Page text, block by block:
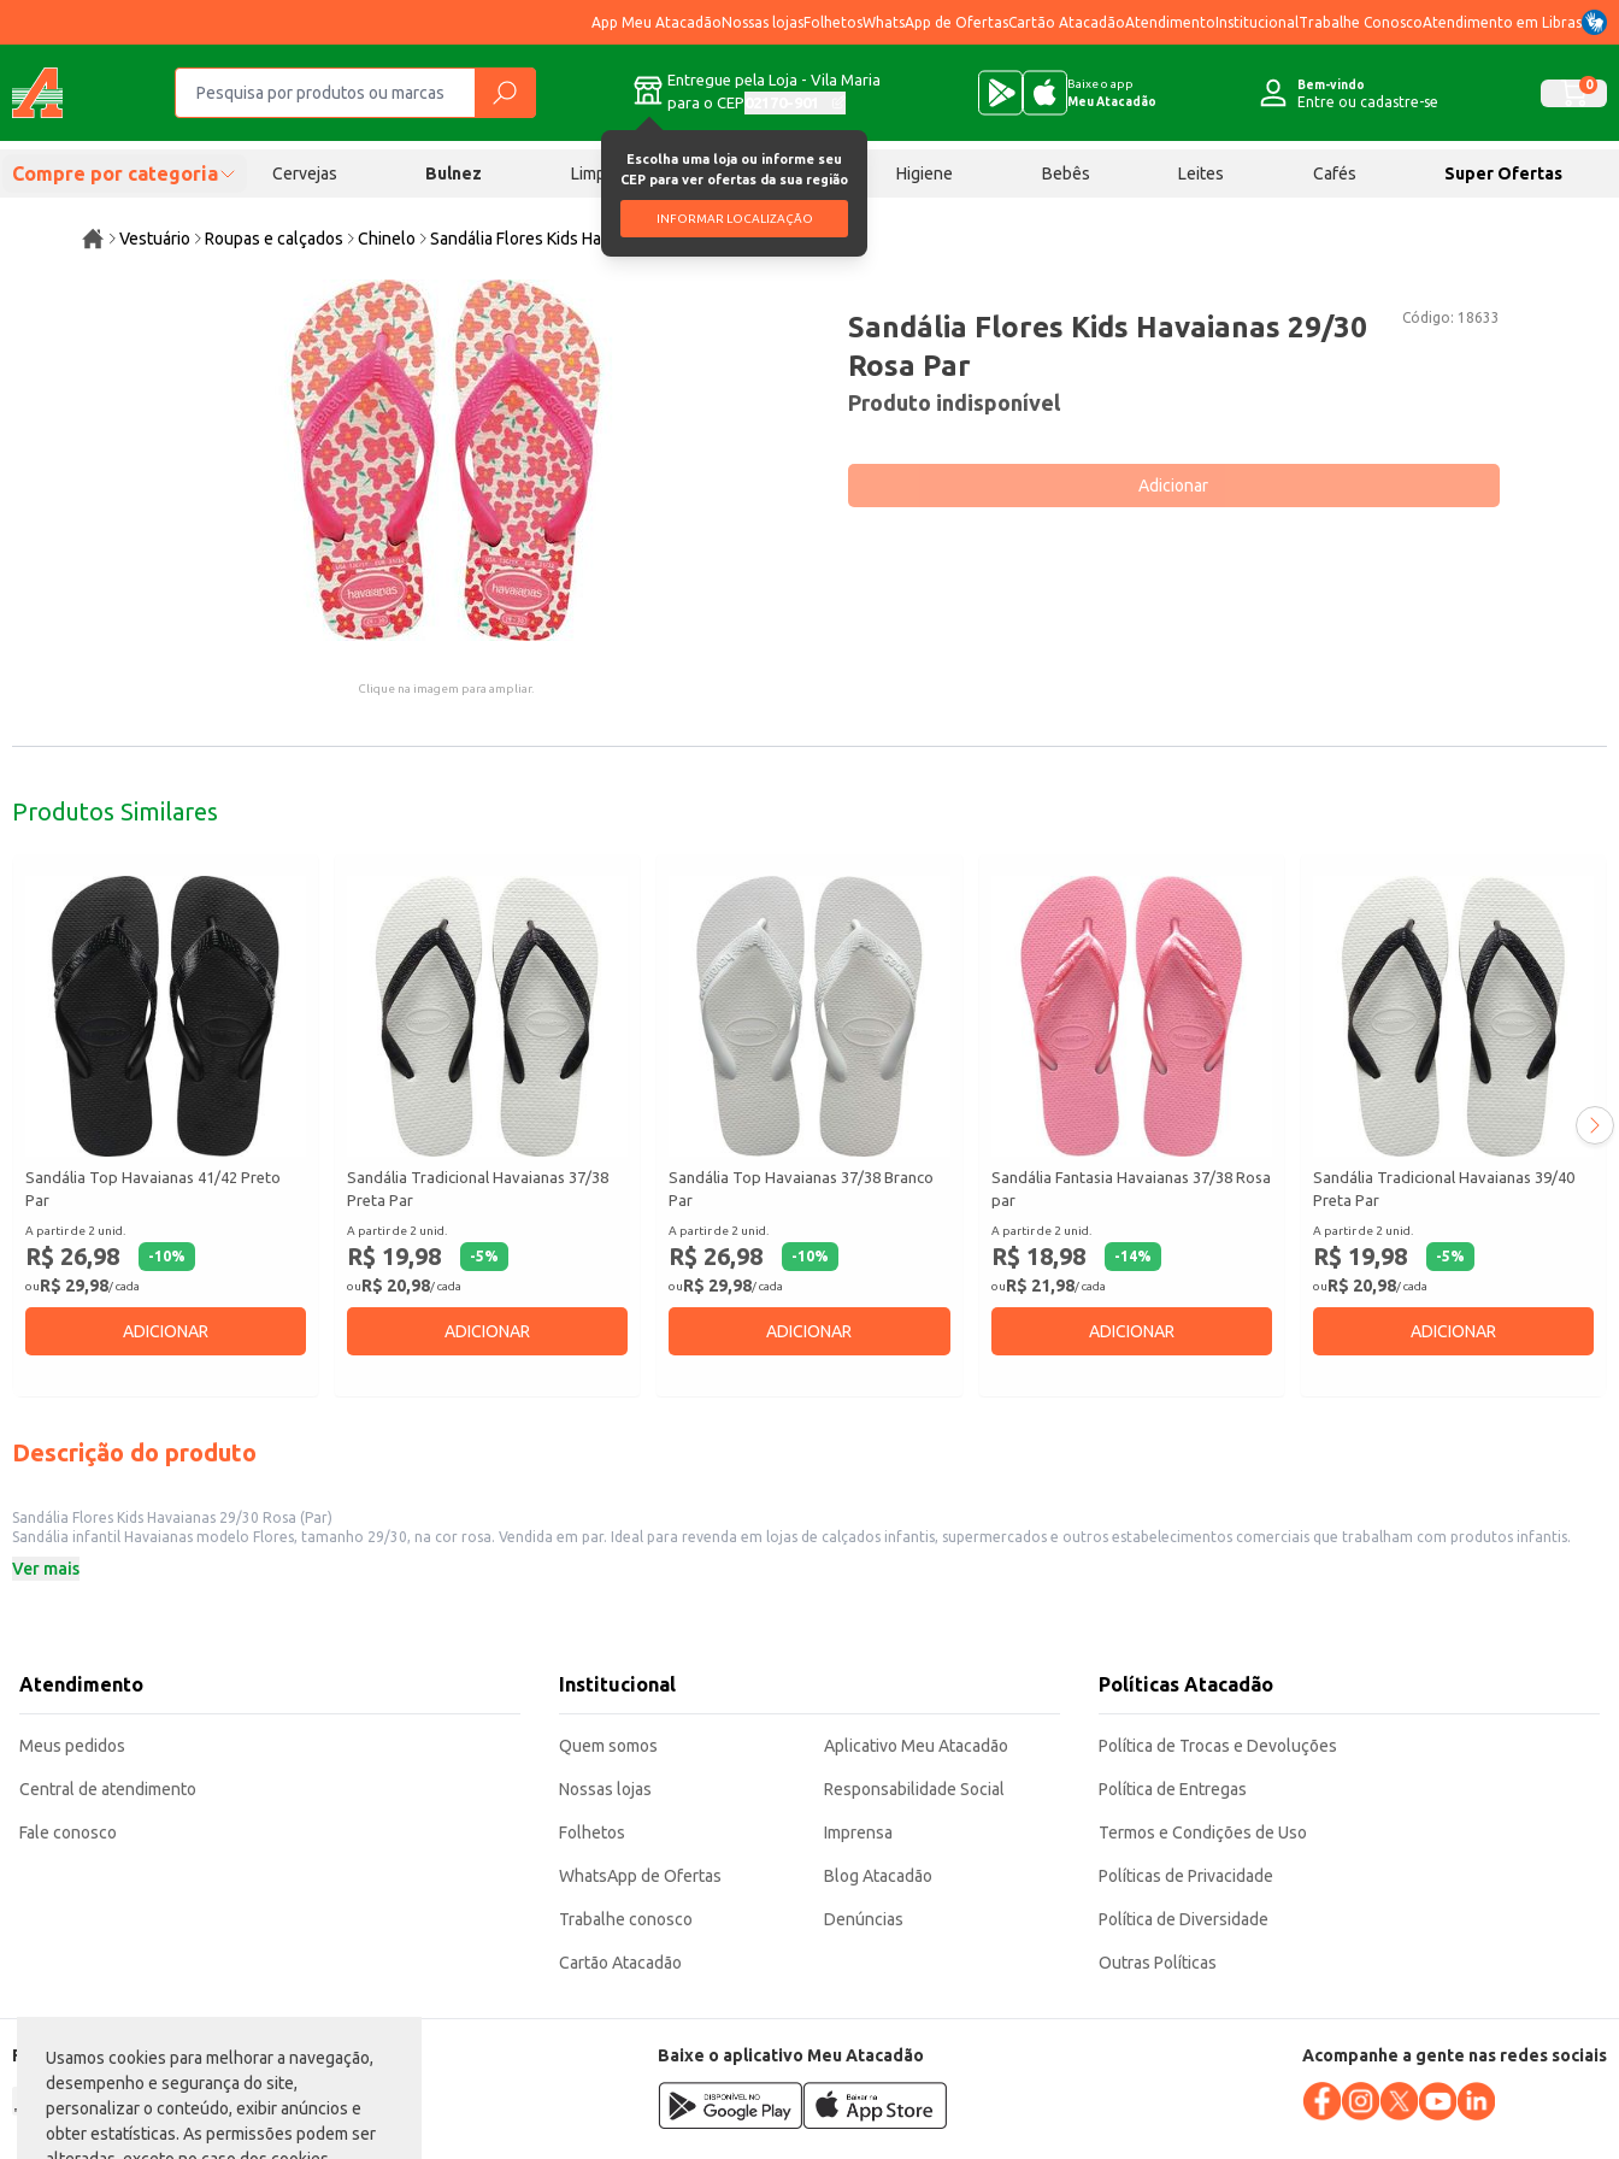
Usamos cookies para melhorar a navegação,
desempenho e segurança do site,
personalizar o conteúdo, exibir anúncios e
obter estatísticas. As permissões podem ser
App Meu AtacadãoNossas lojasFolhetosWhatsApp de OfertasCartão AtacadãoAtendimentoInstitucional Trabalhe ConoscoAtendimento em Libras
Entregue pela Loja - Vila Maria
para o CEP
Escolha uma loja ou informe seu
CEP para ver ofertas da sua região
INFORMAR LOCALIZAÇÃO
Baixe o app
Meu Atacadão
Bem-vindo
Entre ou cadastre-se
0
Compre por categoria Cervejas Bulnez Limpeza Chocolates Higiene Bebês Leites Cafés Super Ofertas
Vestuário Roupas e calçados Chinelo Sandália Flores Kids Havaianas 29/30 Rosa Par
Clique na imagem para ampliar.
Código: 18633
Sandália Flores Kids Havaianas 29/30
Rosa Par
Produto indisponível
Adicionar
Produtos Similares
Sandália Top Havaianas 41/42 Preto
Par
A partir de 2 unid.
R$ 26,98 -10%
ouR$ 29,98/ cada
ADICIONAR
Sandália Tradicional Havaianas 37/38
Preta Par
A partir de 2 unid.
R$ 19,98 -5%
ouR$ 20,98/ cada
ADICIONAR
Sandália Top Havaianas 37/38 Branco
Par
A partir de 2 unid.
R$ 26,98 -10%
ouR$ 29,98/ cada
ADICIONAR
Sandália Fantasia Havaianas 37/38 Rosa
par
A partir de 2 unid.
R$ 18,98 -14%
ouR$ 21,98/ cada
ADICIONAR
Sandália Tradicional Havaianas 39/40
Preta Par
A partir de 2 unid.
R$ 19,98 -5%
ouR$ 20,98/ cada
ADICIONAR
Descrição do produto
Sandália Flores Kids Havaianas 29/30 Rosa (Par)
Sandália infantil Havaianas modelo Flores, tamanho 29/30, na cor rosa. Vendida em par. Ideal para revenda em lojas de calçados infantis, supermercados e outros estabelecimentos comerciais que trabalham com produtos infantis.
Marca: Havaianas
Ideal para o dia a dia das crianças, proporcionando conforto e praticidade.
Perfeita para uso em casa, na praia ou na piscina.
As Sandálias Havaianas Flores Kids oferecem conforto e estilo para os pés das crianças, combinando praticidade com a qualidade reconhecida da marca Havaianas. Sua versatilidade a torna uma ótima opção para uso doméstico e para
Ver mais
Atendimento
Meus pedidos
Central de atendimento
Fale conosco
Institucional
Quem somos
Nossas lojas
Folhetos
WhatsApp de Ofertas
Trabalhe conosco
Cartão Atacadão
Aplicativo Meu Atacadão
Responsabilidade Social
Imprensa
Blog Atacadão
Denúncias
Políticas Atacadão
Política de Trocas e Devoluções
Política de Entregas
Termos e Condições de Uso
Políticas de Privacidade
Política de Diversidade
Outras Políticas
Formas de pagamento Baixe o aplicativo Meu Atacadão Acompanhe a gente nas redes sociais